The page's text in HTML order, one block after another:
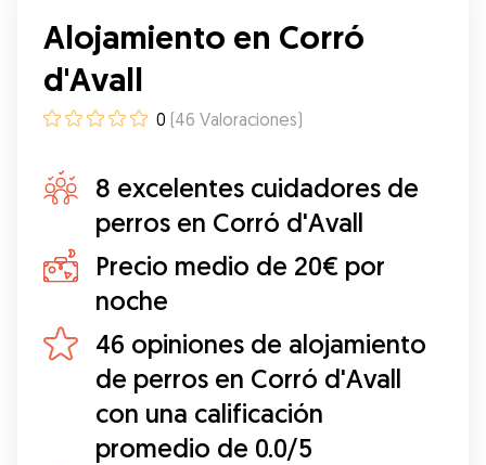
Alojamiento en Corró
d'Avall
0 (46 Valoraciones)
8 excelentes cuidadores de
perros en Corró d'Avall
Precio medio de 20€ por
noche
46 opiniones de alojamiento
de perros en Corró d'Avall
con una calificación
promedio de 0.0/5